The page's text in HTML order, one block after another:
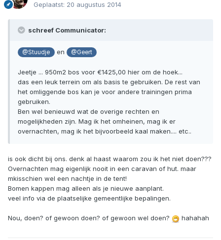
Geplaatst: 20 augustus 2014
schreef Communicator:
@Stuudje en @Geert
Jeetje ... 950m2 bos voor €1425,00 hier om de hoek...
das een leuk terrein om als basis te gebruiken. De rest van
het omliggende bos kan je voor andere trainingen prima
gebruiken.
Ben wel benieuwd wat de overige rechten en
mogelijkheden zijn. Mag ik het omheinen, mag ik er
overnachten, mag ik het bijvoorbeeld kaal maken.... etc..
is ook dicht bij ons. denk al haast waarom zou ik het niet doen???
Overnachten mag eigenlijk nooit in een caravan of hut. maar
mkisschien wel een nachtje in de tent!
Bomen kappen mag alleen als je nieuwe aanplant.
veel info via de plaatselijke gemeentlijke bepalingen.
Nou, doen? of gewoon doen? of gewoon wel doen? hahahah